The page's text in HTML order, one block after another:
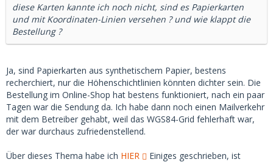
diese Karten kannte ich noch nicht, sind es Papierkarten
und mit Koordinaten-Linien versehen ? und wie klappt die
Bestellung ?
Ja, sind Papierkarten aus synthetischem Papier, bestens
recherchiert, nur die Höhenschichtlinien könnten dichter sein. Die
Bestellung im Online-Shop hat bestens funktioniert, nach ein paar
Tagen war die Sendung da. Ich habe dann noch einen Mailverkehr
mit dem Betreiber gehabt, weil das WGS84-Grid fehlerhaft war,
der war durchaus zufriedenstellend.
Über dieses Thema habe ich HIER
Einiges geschrieben, ist